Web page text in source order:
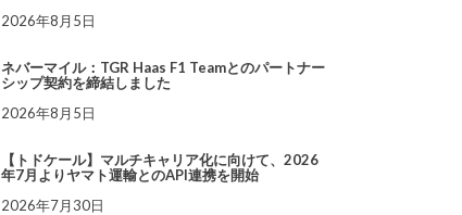
2026年8月5日
ネバーマイル：TGR Haas F1 Teamとのパートナー
シップ契約を締結しました
2026年8月5日
【トドケール】マルチキャリア化に向けて、2026
年7月よりヤマト運輸とのAPI連携を開始
2026年7月30日